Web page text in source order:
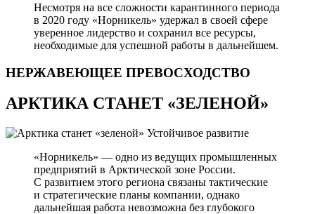
Несмотря на все сложности карантинного периода
в 2020 году «Норникель» удержал в своей сфере
уверенное лидерство и сохранил все ресурсы,
необходимые для успешной работы в дальнейшем.
НЕРЖАВЕЮЩЕЕ ПРЕВОСХОДСТВО
АРКТИКА СТАНЕТ «ЗЕЛЕНОЙ»
Устойчивое развитие
«Норникель» — одно из ведущих промышленных
предприятий в Арктической зоне России.
С развитием этого региона связаны тактические
и стратегические планы компании, однако
дальнейшая работа невозможна без глубокого